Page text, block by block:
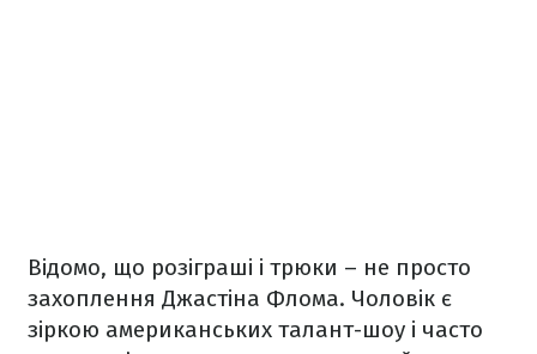
Відомо, що розіграші і трюки – не просто
захоплення Джастіна Флома. Чоловік є
зіркою американських талант-шоу і часто